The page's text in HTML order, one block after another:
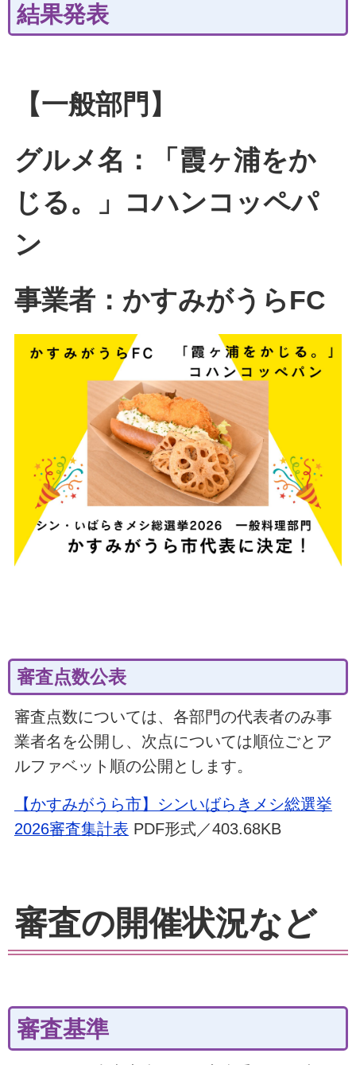
結果発表
【一般部門】
グルメ名：「霞ヶ浦をか
じる。」コハンコッペパ
ン
事業者：かすみがうらFC
審査点数公表
審査点数については、各部門の代表者のみ事
業者名を公開し、次点については順位ごとア
ルファベット順の公開とします。
【かすみがうら市】シンいばらきメシ総選挙
2026審査集計表 PDF形式／403.68KB
審査の開催状況など
審査基準